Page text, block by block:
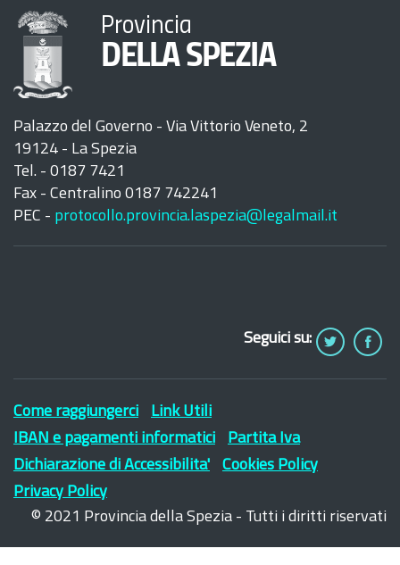
Provincia
DELLA SPEZIA
Palazzo del Governo - Via Vittorio Veneto, 2
19124 - La Spezia
Tel. - 0187 7421
Fax - Centralino 0187 742241
PEC - protocollo.provincia.laspezia@legalmail.it
Seguici su:
Come raggiungerci
Link Utili
IBAN e pagamenti informatici
Partita Iva
Dichiarazione di Accessibilita'
Cookies Policy
Privacy Policy
© 2021 Provincia della Spezia - Tutti i diritti riservati